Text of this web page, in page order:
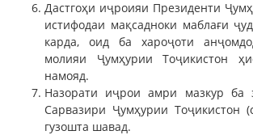
Дастгоҳи иҷроияи Президенти
истифодаи мақсадноки маблағи
карда, оид ба хароҷоти
молияи Ҷумҳурии Тоҷикистон
намояд.
Назорати иҷрои амри мазкур ба
Сарвазири Ҷумҳурии Тоҷикистон
гузошта шавад.